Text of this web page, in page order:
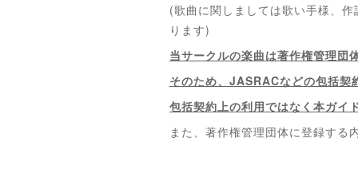
(歌曲に関しましては歌い手様、
ります)
当サークルの楽曲は著作権管理団
そのため、JASRACなどの包括契
包括契約上の利用ではなく本ガイ
また、著作権管理団体に登録する